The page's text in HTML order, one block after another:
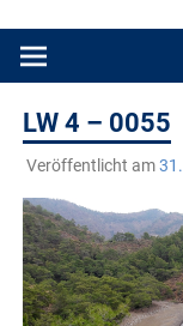
Produkttests und
LW 4 – 0055
Veröffentlicht am